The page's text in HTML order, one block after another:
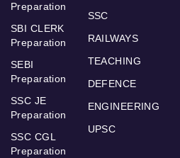
Preparation
SBI CLERK
Preparation
SEBI
Preparation
SSC JE
Preparation
SSC CGL
Preparation
SSC
RAILWAYS
TEACHING
DEFENCE
ENGINEERING
UPSC